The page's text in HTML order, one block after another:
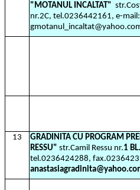
"MOTANUL INCALTAT"
nr.2C, tel.0236442161, e-mail:
13
GRADINITA CU PROGRAM
RESSU" str.Camil Ressu nr.1
tel.0236424288,